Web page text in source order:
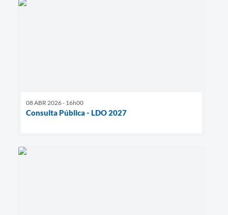
08 ABR 2026 - 16h00
Consulta Pública - LDO 2027